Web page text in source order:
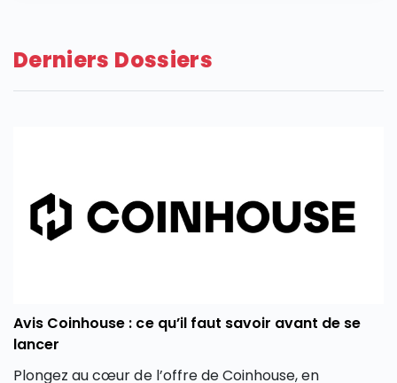
Derniers Dossiers
Avis Coinhouse : ce qu’il faut savoir avant de se
lancer
Plongez au cœur de l’offre de Coinhouse, en